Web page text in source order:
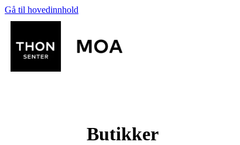
Gå til hovedinnhold
Butikker